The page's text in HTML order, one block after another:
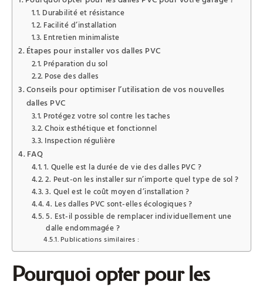
Durabilité et résistance
Facilité d’installation
Entretien minimaliste
Étapes pour installer vos dalles PVC
Préparation du sol
Pose des dalles
Conseils pour optimiser l’utilisation de vos nouvelles
dalles PVC
Protégez votre sol contre les taches
Choix esthétique et fonctionnel
Inspection régulière
FAQ
1. Quelle est la durée de vie des dalles PVC ?
2. Peut-on les installer sur n’importe quel type de sol ?
3. Quel est le coût moyen d’installation ?
4. Les dalles PVC sont-elles écologiques ?
5. Est-il possible de remplacer individuellement une
dalle endommagée ?
Publications similaires :
Pourquoi opter pour les